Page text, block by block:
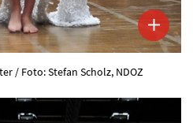
/ Foto: Stefan Scholz, NDOZ